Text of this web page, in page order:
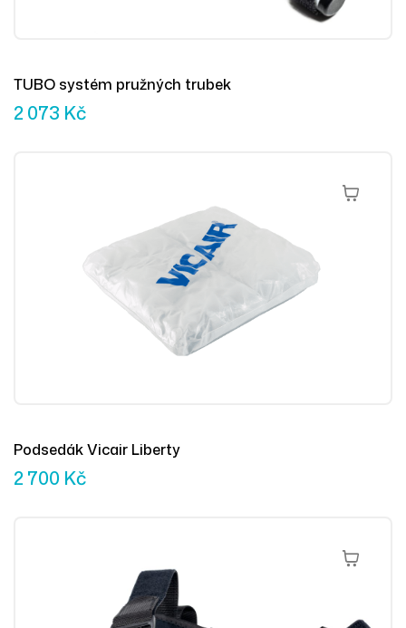
TUBO systém pružných trubek
2 073 Kč
Přidat Do
Podsedák Vicair Liberty
2 700 Kč
Přidat Do